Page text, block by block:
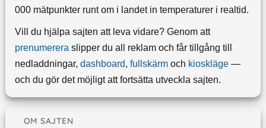
000 mätpunkter runt om i landet in temperaturer i realtid.
Vill du hjälpa sajten att leva vidare? Genom att
prenumereraslipper du all reklam och får tillgång till
nedladdningar, dashboard, fullskärmoch kioskläge—
och du gör det möjligt att fortsätta utveckla sajten.
OM SAJTEN